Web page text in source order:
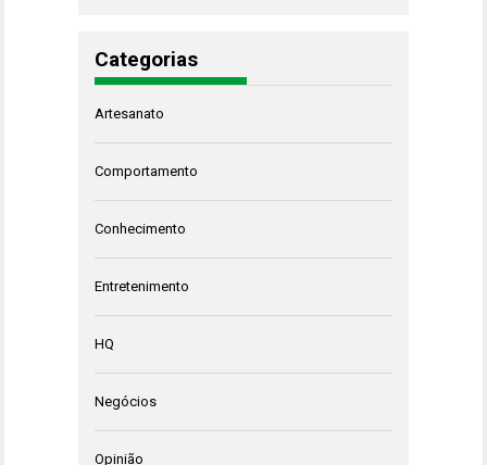
Categorias
Artesanato
Comportamento
Conhecimento
Entretenimento
HQ
Negócios
Opinião